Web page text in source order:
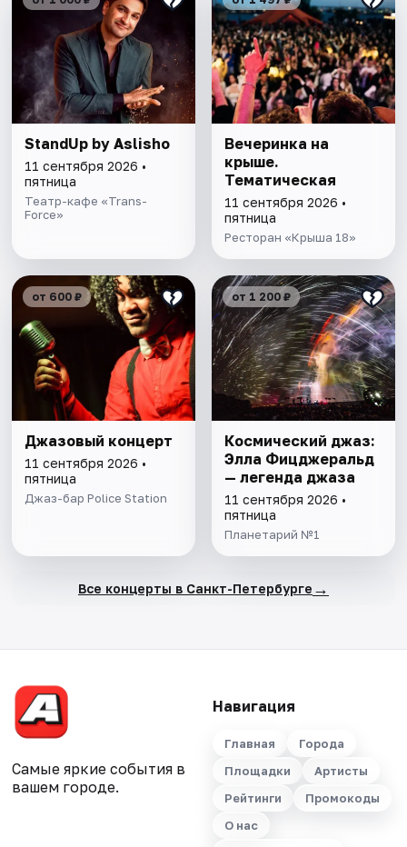
StandUp by Aslisho
11 сентября 2026 •
пятница
Театр-кафе «Trans-
Force»
Вечеринка на
крыше.
Тематическая
11 сентября 2026 •
пятница
Ресторан «Крыша 18»
от 600 ₽
Джазовый концерт
11 сентября 2026 •
пятница
Джаз-бар Police Station
от 1 200 ₽
Космический джаз:
Элла Фицджеральд
— легенда джаза
11 сентября 2026 •
пятница
Планетарий №1
Все концерты в Санкт-Петербурге →
Самые яркие события в
вашем городе.
Навигация
Главная
Города
Площадки
Артисты
Рейтинги
Промокоды
О нас